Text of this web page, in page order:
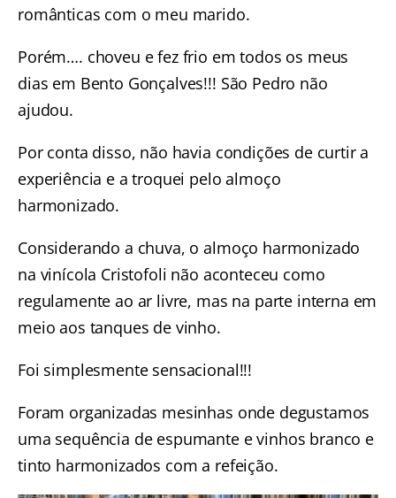
românticas com o meu marido.
Porém…. choveu e fez frio em todos os meus
dias em Bento Gonçalves!!! São Pedro não
ajudou.
Por conta disso, não havia condições de curtir a
experiência e a troquei pelo almoço
harmonizado.
Considerando a chuva, o almoço harmonizado
na vinícola Cristofoli não aconteceu como
regulamente ao ar livre, mas na parte interna em
meio aos tanques de vinho.
Foi simplesmente sensacional!!!
Foram organizadas mesinhas onde degustamos
uma sequência de espumante e vinhos branco e
tinto harmonizados com a refeição.